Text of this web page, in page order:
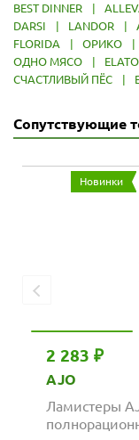
BEST DINNER
|
DARSI
| LANDOR |
FLORIDA
| ОРИКО |
ОДНО МЯСО
| ELATO
СЧАСТЛИВЫЙ ПЁС
|
Сопутствующие
Новинки
2 283 ₽
AJO
Ламистеры